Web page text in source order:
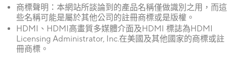
商標聲明：本網站所談論到的產品名稱僅做識別之用，而這
些名稱可能是屬於其他公司的註冊商標或是版權。
HDMI、HDMI高畫質多媒體介面及HDMI 標誌為HDMI
Licensing Administrator, Inc.在美國及其他國家的商標或註
冊商標。